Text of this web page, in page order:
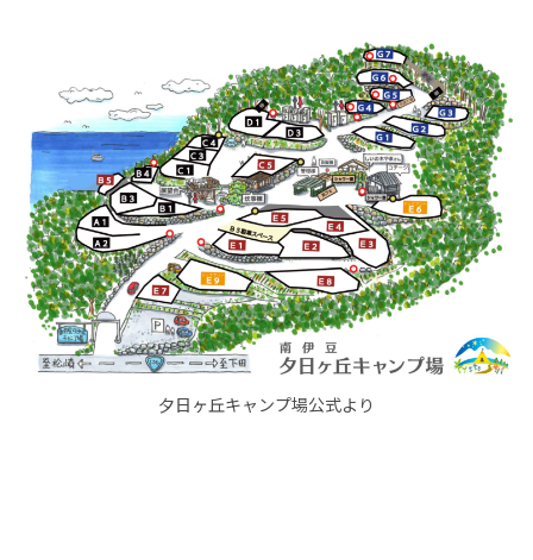
夕日ヶ丘キャンプ場公式より